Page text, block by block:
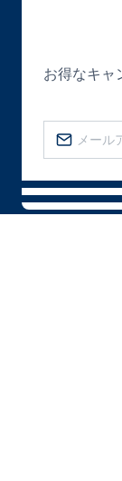
お得なキャ